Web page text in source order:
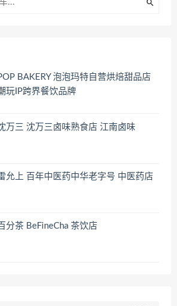
BAKERY 泡泡玛特自营烘焙甜品店
玩IP跨界餐饮品牌
万三 沈万三卤味熟食店 江南卤味
允上 百年中医药中华老字号 中医药店
分茶 BeFineCha 茶饮店